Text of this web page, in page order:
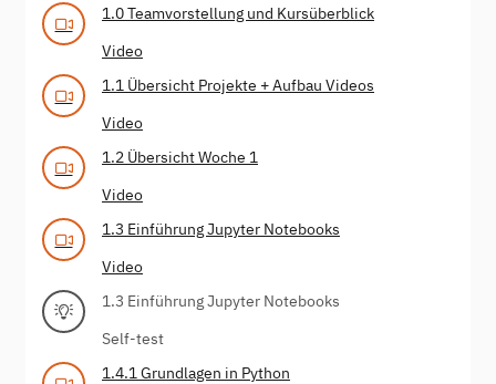
1.0 Teamvorstellung und Kursüberblick
Video
1.1 Übersicht Projekte + Aufbau Videos
Video
1.2 Übersicht Woche 1
Video
1.3 Einführung Jupyter Notebooks
Video
1.3 Einführung Jupyter Notebooks
Self-test
1.4.1 Grundlagen in Python